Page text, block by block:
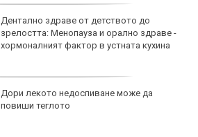
Дентално здраве от детството до
зрелостта: Менопауза и орално здраве -
хормоналният фактор в устната кухина
Дори лекото недоспиване може да
повиши теглото